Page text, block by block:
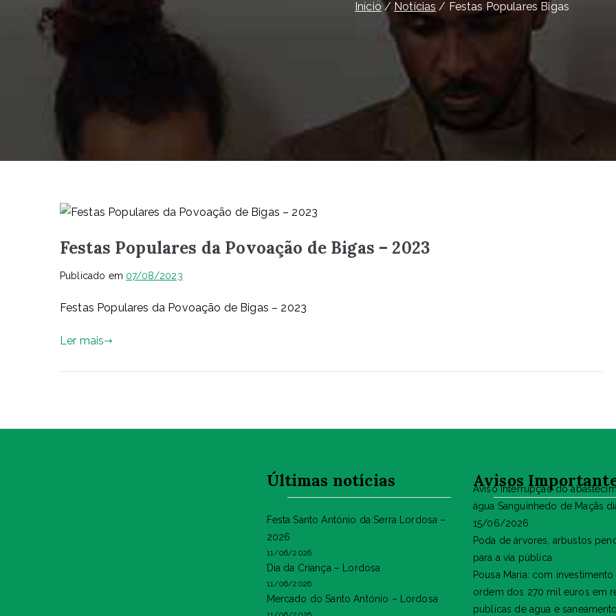
Início Notícias Festas Populares Bigas
Festas Populares da Povoação de Bigas – 2023
Publicado em 07/08/2023
Festas Populares da Povoação de Bigas – 2023
Ler mais
Últimas notícias
Festa Santo António da Serra Lordosa –
2026
11/06/2026
Dia da Criança – Lordosa
11/06/2026
Mercado do Santo António – Lordosa
Avisos
Aviso Interrupção do
água Sanguinhedo de Maçãs
15/06/2026
Poda de árvores, arbustos
para a via pública
Pousa Maria: com investimento
ordem dos 270 mil euros em
publicas de agua e